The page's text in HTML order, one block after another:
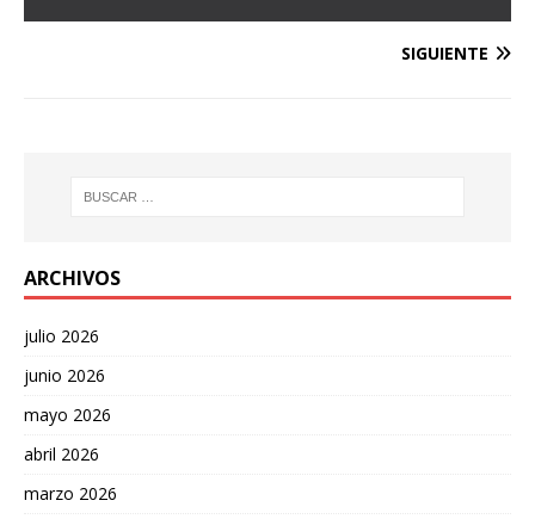
SIGUIENTE
ARCHIVOS
julio 2026
junio 2026
mayo 2026
abril 2026
marzo 2026